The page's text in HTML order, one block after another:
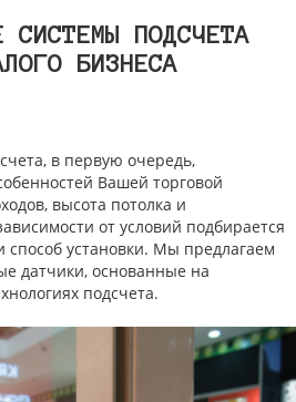
СИСТЕМЫ ПОДСЧЕТА
БИЗНЕСА
в первую очередь,
Вашей торговой
высота потолка и
от условий подбирается
способ установки. Мы предлагаем
датчики, основанные на
подсчета.